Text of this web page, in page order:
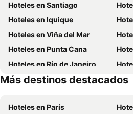
Hoteles en Santiago
Hoteles en Iquique
Hoteles en Viña del Mar
Hoteles en Punta Cana
Hoteles en Río de Janeiro
Hoteles en Curazao
Más destinos destacados
Hoteles en París